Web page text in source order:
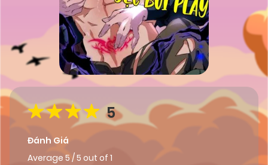
5
Đánh Giá
Average 5 /5 out of 1